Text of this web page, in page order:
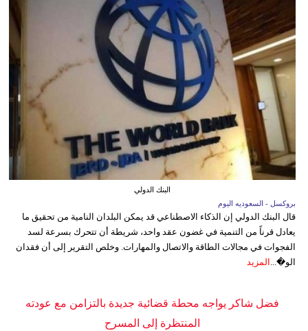
البنك الدولي
بروكسل - السعوديه اليوم
قال البنك الدولي إن الذكاء الاصطناعي قد يمكن البلدان النامية من تحقيق ما
يعادل قرناً من التنمية في غضون عقد واحد، شريطة أن تتحرك بسرعة لسد
الفجوات في مجالات الطاقة والاتصال والمهارات. وخلص التقرير إلى أن فقدان
الو�... المزيد
فضل شاكر يواجه محطة قضائية جديدة بالتزامن مع عودته
المنتظرة إلى المسرح